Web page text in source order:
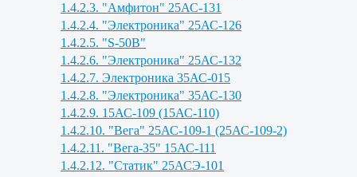
1.4.2.3. "Амфитон" 25АС-131
1.4.2.4. "Электроника" 25АС-126
1.4.2.5. "S-50B"
1.4.2.6. "Электроника" 25АС-132
1.4.2.7. Электроника 35АС-015
1.4.2.8. "Электроника" 35АС-130
1.4.2.9. 15АС-109 (15АС-110)
1.4.2.10. "Вега" 25АС-109-1 (25АС-109-2)
1.4.2.11. "Вега-35" 15АС-111
1.4.2.12. "Статик" 25АСЭ-101